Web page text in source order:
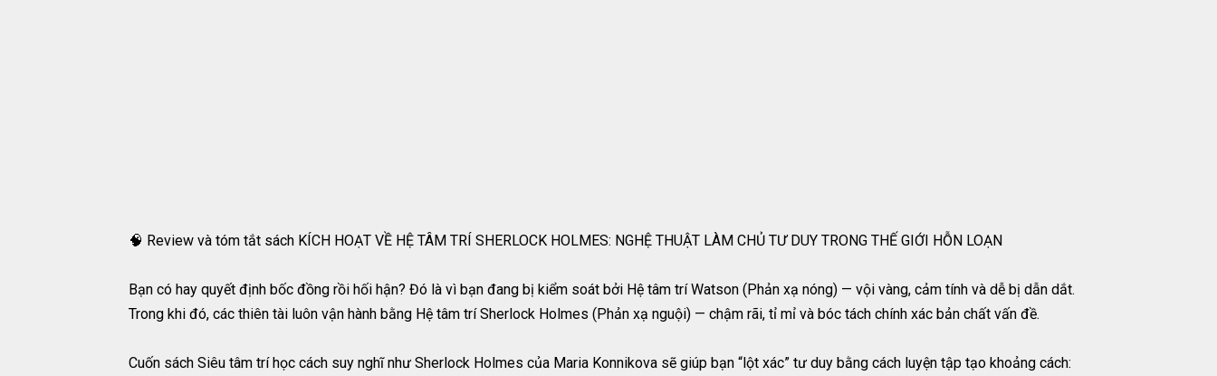
🧠 Review và tóm tắt sách KÍCH HOẠT VỀ HỆ TÂM TRÍ SHERLOCK HOLMES: NGHỆ THUẬT LÀM CHỦ TƯ DUY TRONG THẾ GIỚI HỖN LOẠN
Bạn có hay quyết định bốc đồng rồi hối hận? Đó là vì bạn đang bị kiểm soát bởi Hệ tâm trí Watson (Phản xạ nóng) — vội vàng, cảm tính và dễ bị dẫn dắt.
Trong khi đó, các thiên tài luôn vận hành bằng Hệ tâm trí Sherlock Holmes (Phản xạ nguội) — chậm rãi, tỉ mỉ và bóc tách chính xác bản chất vấn đề.
Cuốn sách Siêu tâm trí học cách suy nghĩ như Sherlock Holmes của Maria Konnikova sẽ giúp bạn “lột xác” tư duy bằng cách luyện tập tạo khoảng cách: